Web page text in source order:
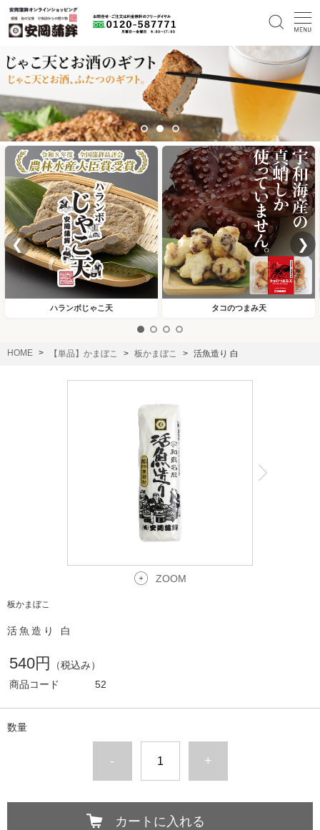
ハランボじゃこ天 タコのつまみ天
❮ ❯
HOME 【単品】かまぼこ 板かまぼこ 活魚造り 白
ZOOM
板かまぼこ
活魚造り 白
540円
（税込み）
商品コード
52
数量
- +
カートに入れる